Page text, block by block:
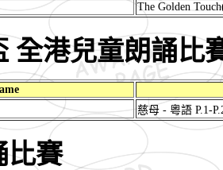
The Golden
全港兒童朗誦比
慈母 - 粵語 P.1-
比賽